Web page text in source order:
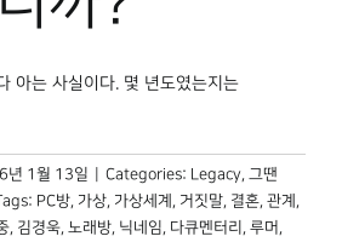
아는 사실이다. 몇 년도였는지는
년 1월 13일 Categories: Legacy, 그땐
PC방, 가상, 가상세계 , 거짓말, 결혼, 관계 ,
, 김경욱, 노래방, 닉네임, 다큐멘터리 , 루머 ,